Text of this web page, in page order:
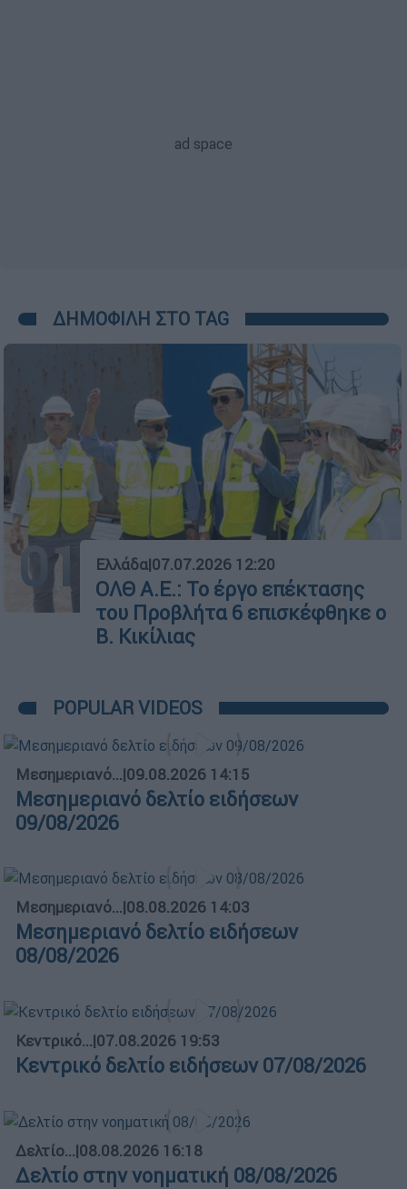
ΔΗΜΟΦΙΛΗ ΣΤΟ TAG
01 Ελλάδα|07.07.2026 12:20
ΟΛΘ Α.Ε.: Το έργο επέκτασης
του Προβλήτα 6 επισκέφθηκε ο
Β. Κικίλιας
POPULAR VIDEOS
Μεσημεριανό...|09.08.2026 14:15
Μεσημεριανό δελτίο ειδήσεων
09/08/2026
Μεσημεριανό...|08.08.2026 14:03
Μεσημεριανό δελτίο ειδήσεων
08/08/2026
Κεντρικό...|07.08.2026 19:53
Κεντρικό δελτίο ειδήσεων 07/08/2026
Δελτίο...|08.08.2026 16:18
Δελτίο στην νοηματική 08/08/2026